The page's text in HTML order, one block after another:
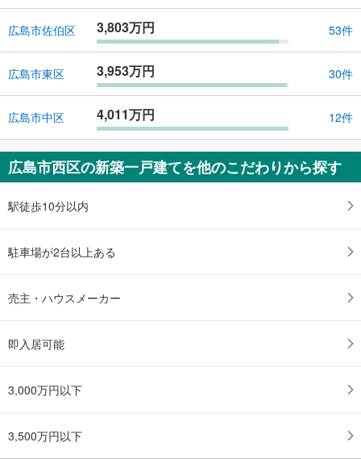
広島市佐伯区 3,803万円 53件
広島市東区 3,953万円 30件
広島市中区 4,011万円 12件
広島市西区の新築一戸建てを他のこだわりから探す
駅徒歩10分以内
駐車場が2台以上ある
売主・ハウスメーカー
即入居可能
3,000万円以下
3,500万円以下